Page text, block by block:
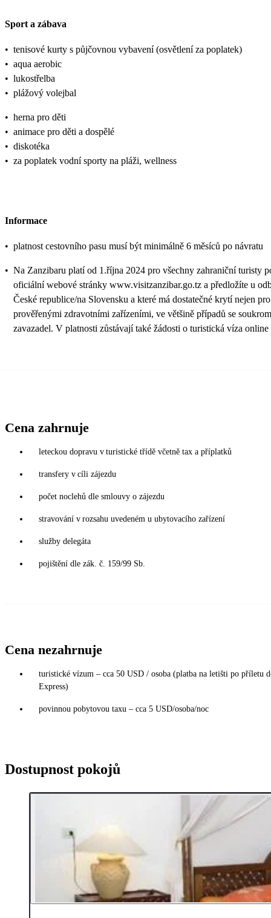
Sport a zábava
• tenisové kurty s půjčovnou vybavení (osvětlení za poplatek)
• aqua aerobic
• lukostřelba
• plážový volejbal
• herna pro děti
• animace pro děti a dospělé
• diskotéka
• za poplatek vodní sporty na pláži, wellness
Informace
• platnost cestovního pasu musí být minimálně 6 měsíců po návratu
• Na Zanzibaru platí od 1.října 2024 pro všechny zahraniční turisty
oficiální webové stránky www.visitzanzibar.go.tz a předložíte u
České republice/na Slovensku a které má dostatečné krytí nejen
prověřenými zdravotními zařízeními, ve většině případů se
zavazadel. V platnosti zůstávají také žádosti o turistická víza
Cena zahrnuje
leteckou dopravu v turistické třídě včetně tax a příplatků
transfery v cíli zájezdu
počet noclehů dle smlouvy o zájezdu
stravování v rozsahu uvedeném u ubytovacího zařízení
služby delegáta
pojištění dle zák. č. 159/99 Sb.
Cena nezahrnuje
turistické vízum – cca 50 USD / osoba (platba na letišti po příletu
Express)
povinnou pobytovou taxu – cca 5 USD/osoba/noc
Dostupnost pokojů